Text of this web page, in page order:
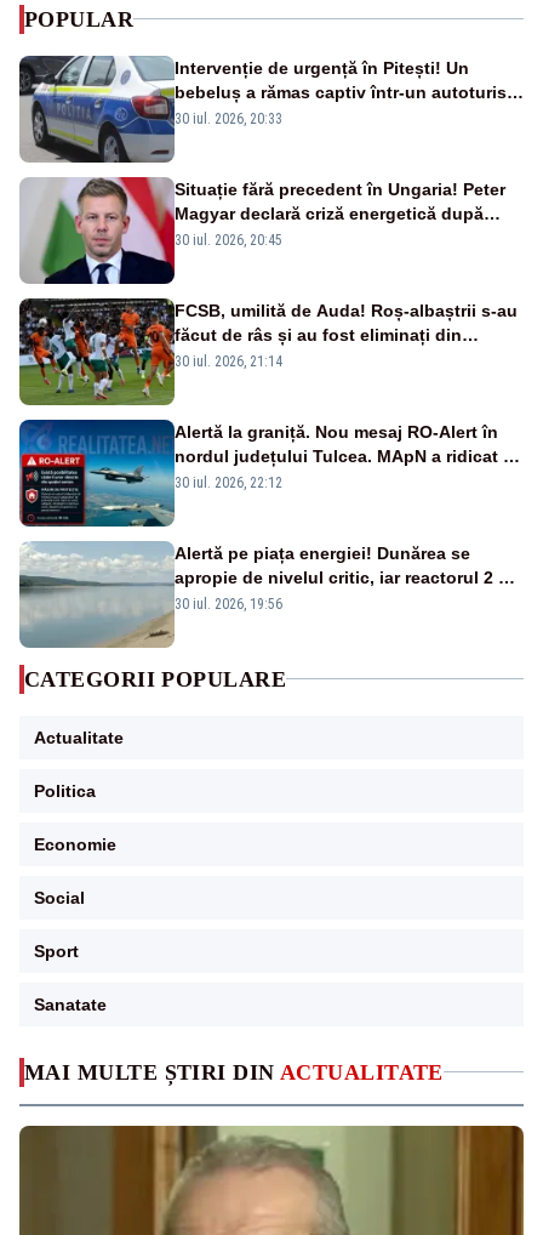
MAI MULTE ȘTIRI DIN ACTUALITATE
POPULAR
Intervenție de urgență în Pitești! Un
bebeluș a rămas captiv într-un autoturism
din cauza unei defecțiuni
30 iul. 2026, 20:33
Situație fără precedent în Ungaria! Peter
Magyar declară criză energetică după
oprirea centralei de la Paks
30 iul. 2026, 20:45
FCSB, umilită de Auda! Roș-albaștrii s-au
făcut de râs și au fost eliminați din
Conference League
30 iul. 2026, 21:14
Alertă la graniță. Nou mesaj RO-Alert în
nordul județului Tulcea. MApN a ridicat de
la sol două avioane F-16
30 iul. 2026, 22:12
Alertă pe piața energiei! Dunărea se
apropie de nivelul critic, iar reactorul 2 de
la Cernavodă ar putea fi oprit
30 iul. 2026, 19:56
CATEGORII POPULARE
Actualitate
Politica
Economie
Social
Sport
Sanatate